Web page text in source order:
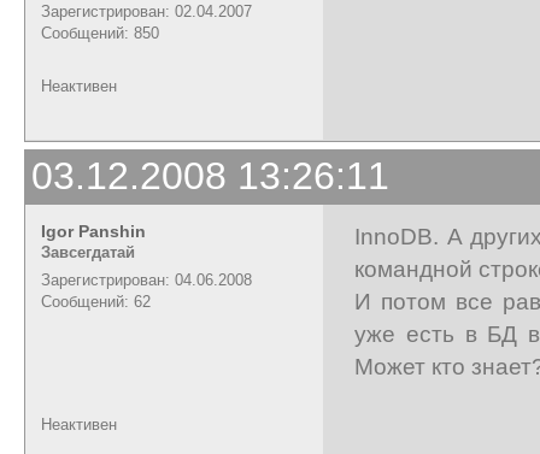
Зарегистрирован: 02.04.2007
Сообщений: 850
Неактивен
03.12.2008 13:26:11
Igor Panshin
Завсегдатай
Зарегистрирован: 04.06.2008
Сообщений: 62
InnoDB. А
командной
И потом все
уже есть в БД
Может кто
Неактивен